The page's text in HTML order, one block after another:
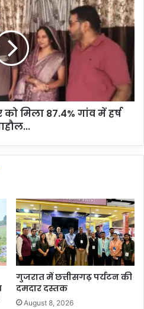
को मिला 87.4% गांव में हर्ष
गुजरात में छत्तीसगढ़ पर्यटन की
दमदार दस्तक
August 8, 2026